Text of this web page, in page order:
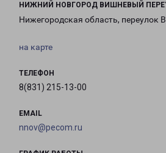
НИЖНИЙ НОВГОРОД ВИШНЕВЫЙ
Нижегородская область, переулок
на карте
ТЕЛЕФОН
8(831) 215-13-00
EMAIL
nnov@pecom.ru